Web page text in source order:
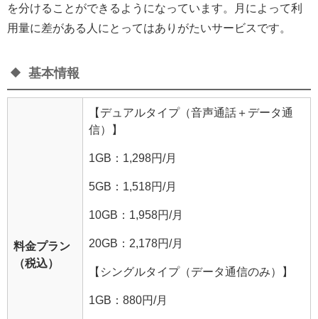
を分けることができるようになっています。月によって利
用量に差がある人にとってはありがたいサービスです。
基本情報
料金プラン
（税込）
【デュアルタイプ（音声通話＋データ通
信）】
1GB：1,298円/月
5GB：1,518円/月
10GB：1,958円/月
20GB：2,178円/月
【シングルタイプ（データ通信のみ）】
1GB：880円/月